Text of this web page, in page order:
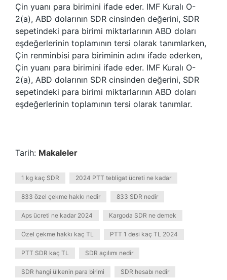
Çin yuanı para birimini ifade eder. IMF Kuralı O-
2(a), ABD dolarının SDR cinsinden değerini, SDR
sepetindeki para birimi miktarlarının ABD doları
eşdeğerlerinin toplamının tersi olarak tanımlarken,
Çin renminbisi para biriminin adını ifade ederken,
Çin yuanı para birimini ifade eder. IMF Kuralı O-
2(a), ABD dolarının SDR cinsinden değerini, SDR
sepetindeki para birimi miktarlarının ABD doları
eşdeğerlerinin toplamının tersi olarak tanımlar.
Tarih: Makaleler
1 kg kaç SDR 2024 PTT tebligat ücreti ne kadar
833 özel çekme hakkı nedir 833 SDR nedir
Aps ücreti ne kadar 2024 Kargoda SDR ne demek
Özel çekme hakkı kaç TL PTT 1 desi kaç TL 2024
PTT SDR kaç TL SDR açılımı nedir
SDR hangi ülkenin para birimi SDR hesabı nedir